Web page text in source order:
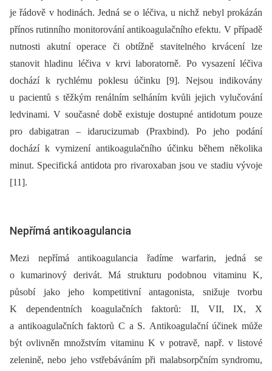
je řádově v hodinách. Jedná se o léčiva, u nichž nebyl prokázán
přínos rutinního monitorování antikoagulačního efektu. V případě
nutnosti akutní operace či obtížně stavitelného krvácení lze
stanovit hladinu léčiva v krvi laboratorně. Po vysazení léčiva
dochází k rychlému poklesu účinku [9]. Nejsou indikovány
u pacientů s těžkým renálním selháním kvůli jejich vylučování
ledvinami. V současné době existuje dostupné antidotum pouze
pro dabigatran –⁠ idarucizumab (Praxbind). Po jeho podání
dochází k vymizení antikoagulačního účinku během několika
minut. Specifická antidota pro rivaroxaban jsou ve stadiu vývoje
[11].
Nepřímá antikoagulancia
Mezi nepřímá antikoagulancia řadíme warfarin, jedná se
o kumarinový derivát. Má strukturu podobnou vitaminu K,
působí jako jeho kompetitivní antagonista, snižuje tvorbu
K dependentních koagulačních faktorů: II, VII, IX, X
a antikoagulačních faktorů C a S. Antikoagulační účinek může
být ovlivněn množstvím vitaminu K v potravě, např. v listové
zelenině, nebo jeho vstřebáváním při malabsorpčním syndromu,